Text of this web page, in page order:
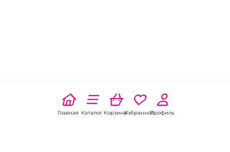
Главная Каталог КорзинаИзбранноеПрофиль